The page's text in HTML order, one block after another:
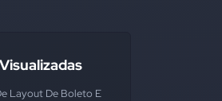
Layout De Boleto E